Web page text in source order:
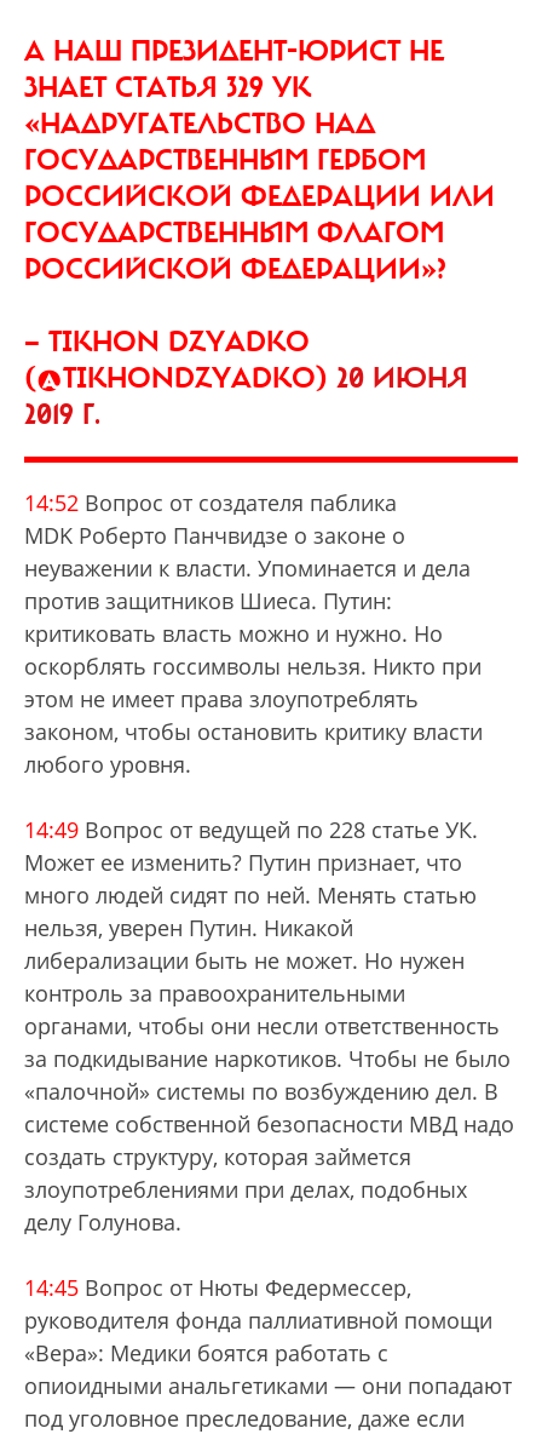
А НАШ ПРЕЗИДЕНТ-ЮРИСТ НЕ
ЗНАЕТ СТАТЬЯ 329 УК
«НАДРУГАТЕЛЬСТВО НАД
ГОСУДАРСТВЕННЫМ ГЕРБОМ
РОССИЙСКОЙ ФЕДЕРАЦИИ ИЛИ
ГОСУДАРСТВЕННЫМ ФЛАГОМ
РОССИЙСКОЙ ФЕДЕРАЦИИ»?
— TIKHON DZYADKO
(@TIKHONDZYADKO) 20 ИЮНЯ
2019 Г.
14:52 Вопрос от создателя паблика
MDK Роберто Панчвидзе о законе о
неуважении к власти. Упоминается и дела
против защитников Шиеса. Путин:
критиковать власть можно и нужно. Но
оскорблять госсимволы нельзя. Никто при
этом не имеет права злоупотреблять
законом, чтобы остановить критику власти
любого уровня.
14:49 Вопрос от ведущей по 228 статье УК.
Может ее изменить? Путин признает, что
много людей сидят по ней. Менять статью
нельзя, уверен Путин. Никакой
либерализации быть не может. Но нужен
контроль за правоохранительными
органами, чтобы они несли ответственность
за подкидывание наркотиков. Чтобы не было
«палочной» системы по возбуждению дел. В
системе собственной безопасности МВД надо
создать структуру, которая займется
злоупотреблениями при делах, подобных
делу Голунова.
14:45 Вопрос от Нюты Федермессер,
руководителя фонда паллиативной помощи
«Вера»: Медики боятся работать с
опиоидными анальгетиками — они попадают
под уголовное преследование, даже если